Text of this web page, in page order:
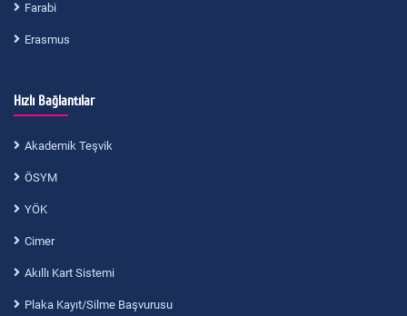
Farabi
Erasmus
Hızlı Bağlantılar
Akademik Teşvik
ÖSYM
YÖK
Cimer
Akıllı Kart Sistemi
Plaka Kayıt/Silme Başvurusu